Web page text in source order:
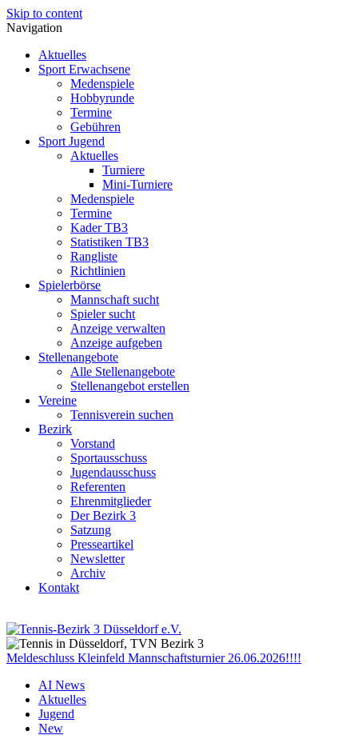
Skip to content
Navigation
Aktuelles
Sport Erwachsene
Medenspiele
Hobbyrunde
Termine
Gebühren
Sport Jugend
Aktuelles
Turniere
Mini-Turniere
Medenspiele
Termine
Kader TB3
Statistiken TB3
Rangliste
Richtlinien
Spielerbörse
Mannschaft sucht
Spieler sucht
Anzeige verwalten
Anzeige aufgeben
Stellenangebote
Alle Stellenangebote
Stellenangebot erstellen
Vereine
Tennisverein suchen
Bezirk
Vorstand
Sportausschuss
Jugendausschuss
Referenten
Ehrenmitglieder
Der Bezirk 3
Satzung
Presseartikel
Newsletter
Archiv
Kontakt
Meldeschluss Kleinfeld Mannschaftsturnier 26.06.2026!!!!
AI News
Aktuelles
Jugend
New